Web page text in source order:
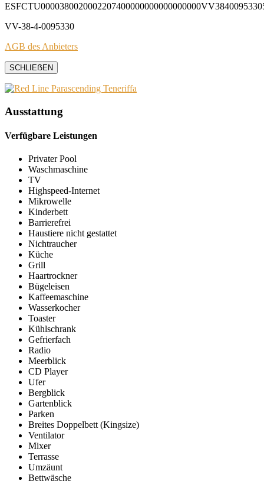
VV-38-4-0095330
AGB des Anbieters
SCHLIEẞEN
Ausstattung
Verfügbare Leistungen
Privater Pool
Waschmaschine
TV
Highspeed-Internet
Mikrowelle
Kinderbett
Barrierefrei
Haustiere nicht gestattet
Nichtraucher
Küche
Grill
Haartrockner
Bügeleisen
Kaffeemaschine
Wasserkocher
Toaster
Kühlschrank
Gefrierfach
Radio
Meerblick
CD Player
Ufer
Bergblick
Gartenblick
Parken
Breites Doppelbett (Kingsize)
Ventilator
Mixer
Terrasse
Umzäunt
Bettwäsche